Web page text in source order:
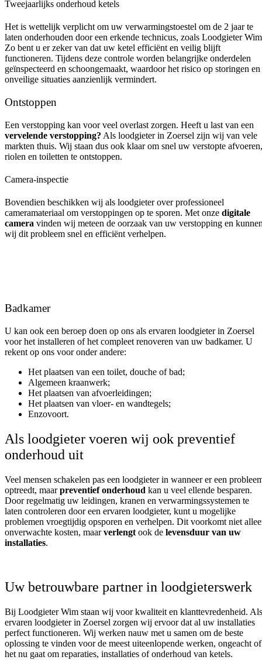
Tweejaarlijks onderhoud ketels
Het is wettelijk verplicht om uw verwarmingstoestel om de 2 jaar te
laten onderhouden door een erkende technicus, zoals Loodgieter
Zo bent u er zeker van dat uw ketel efficiënt en veilig blijft
functioneren. Tijdens deze controle worden belangrijke onderdelen
geïnspecteerd en schoongemaakt, waardoor het risico op storingen en
onveilige situaties aanzienlijk vermindert.
Ontstoppen
Een verstopping kan voor veel overlast zorgen. Heeft u last van een
vervelende verstopping? Als loodgieter in Zoersel zijn wij van vele
markten thuis. Wij staan dus ook klaar om snel uw verstopte afvoeren,
riolen en toiletten te ontstoppen.
Camera-inspectie
Bovendien beschikken wij als loodgieter over professioneel
cameramateriaal om verstoppingen op te sporen. Met onze digitale
camera vinden wij meteen de oorzaak van uw verstopping en
wij dit probleem snel en efficiënt verhelpen.
Badkamer
U kan ook een beroep doen op ons als ervaren loodgieter in Zoersel
voor het installeren of het compleet renoveren van uw badkamer. U
rekent op ons voor onder andere:
Het plaatsen van een toilet, douche of bad;
Algemeen kraanwerk;
Het plaatsen van afvoerleidingen;
Het plaatsen van vloer- en wandtegels;
Enzovoort.
Als loodgieter voeren wij ook preventief
onderhoud uit
Veel mensen schakelen pas een loodgieter in wanneer er een
optreedt, maarpreventief onderhoud kan u veel ellende besparen.
Door regelmatig uw leidingen, kranen en verwarmingssystemen te
laten controleren door een ervaren loodgieter, kunt u mogelijke
problemen vroegtijdig opsporen en verhelpen. Dit voorkomt niet
onverwachte kosten, maarverlengt ook de levensduur van uw
installaties.
Uw betrouwbare partner in loodgieterswerk
Bij Loodgieter Wim staan wij voor kwaliteit en klanttevredenheid. Als
ervaren loodgieter in Zoersel zorgen wij ervoor dat al uw installaties
perfect functioneren. Wij werken nauw met u samen om de beste
oplossing te vinden voor de meest uiteenlopende werken, ongeacht of
het nu gaat om reparaties, installaties of onderhoud van ketels.